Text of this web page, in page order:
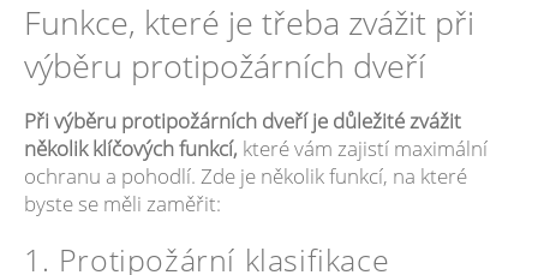
Funkce, které je třeba zvážit při
výběru protipožárních dveří
Při výběru protipožárních dveří je důležité zvážit
několik klíčových funkcí, které vám zajistí maximální
ochranu a pohodlí. Zde je několik funkcí, na které
byste se měli zaměřit:
1. Protipožární klasifikace